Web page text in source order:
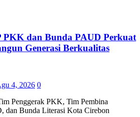
dan Bunda PAUD Perkuat
Generasi Berkualitas
4, 2026 0
Penggerak PKK, Tim Pembina
dan Bunda Literasi Kota Cirebon